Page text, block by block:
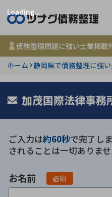
債務整理問題に強い士業掲載
ホーム 静岡県で債務整理に強
加茂国際法律事務
ご入力は約60秒で完了し
されることは一切ありませ
お名前 必須
Loading...